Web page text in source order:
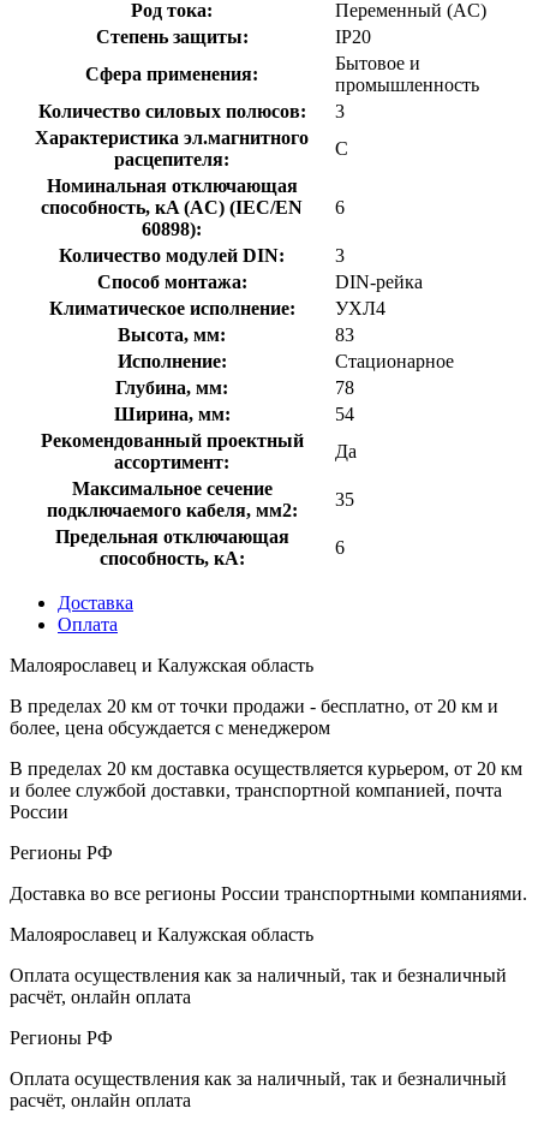
Род тока:
Переменный (AC)
Степень защиты:
IP20
Сфера применения:
Бытовое и
промышленность
Количество силовых полюсов:
3
Характеристика эл.магнитного
расцепителя:
C
Номинальная отключающая
способность, кA (AC) (IEC/EN
60898):
6
Количество модулей DIN:
3
Способ монтажа:
DIN-рейка
Климатическое исполнение:
УХЛ4
Высота, мм:
83
Исполнение:
Стационарное
Глубина, мм:
78
Ширина, мм:
54
Рекомендованный проектный
ассортимент:
Да
Максимальное сечение
подключаемого кабеля, мм2:
35
Предельная отключающая
способность, кA:
6
Доставка
Оплата
Малоярославец и Калужская область
В пределах 20 км от точки продажи - бесплатно, от 20 км и
более, цена обсуждается с менеджером
В пределах 20 км доставка осуществляется курьером, от 20 км
и более службой доставки, транспортной компанией, почта
России
Регионы РФ
Доставка во все регионы России транспортными компаниями.
Малоярославец и Калужская область
Оплата осуществления как за наличный, так и безналичный
расчёт, онлайн оплата
Регионы РФ
Оплата осуществления как за наличный, так и безналичный
расчёт, онлайн оплата